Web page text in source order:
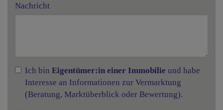
Nachricht
Ich bin Eigentümer:in einer Immobilie und habe
Interesse an Informationen zur Vermarktung
(Beratung, Marktüberblick oder Bewertung).